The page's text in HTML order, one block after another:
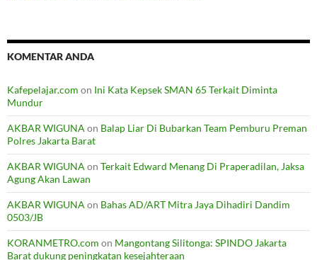
KOMENTAR ANDA
Kafepelajar.com on Ini Kata Kepsek SMAN 65 Terkait Diminta
Mundur
AKBAR WIGUNA on Balap Liar Di Bubarkan Team Pemburu Preman
Polres Jakarta Barat
AKBAR WIGUNA on Terkait Edward Menang Di Praperadilan, Jaksa
Agung Akan Lawan
AKBAR WIGUNA on Bahas AD/ART Mitra Jaya Dihadiri Dandim
0503/JB
KORANMETRO.com on Mangontang Silitonga: SPINDO Jakarta
Barat dukung peningkatan kesejahteraan